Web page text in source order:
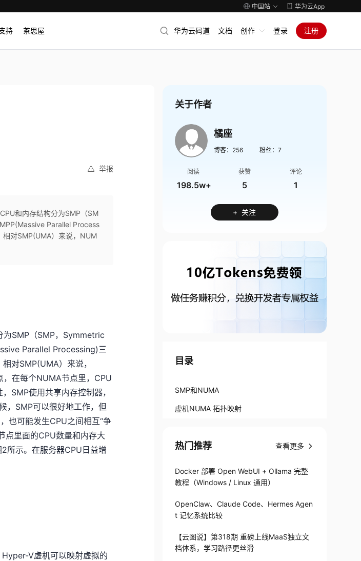
中国站 华为云App
持 茶思屋 华为云码道 文档 创作 登录 注册
举报
和内存结构分为SMP（SM
Parallel Process
对SMP(UMA）来说，NUM
为SMP（SMP，Symmetric
Parallel Processing)三
对SMP(UMA）来说，
在每个NUMA节点里，CPU
SMP使用共享内存控制器，
，SMP可以很好地工作，但
也可能发生CPU之间相互“争
点里面的CPU数量和内存大
所示。在服务器CPU日益增
V虚机可以映射虚拟的
关于作者
橘座
博客： 256 粉丝： 7
阅读
198.5w+
获赞
5
评论
1
+ 关注
目录
SMP和NUMA
虚机NUMA 拓扑映射
热门推荐 查看更多
Docker 部署 Open WebUI + Ollama 完整
教程（Windows / Linux 通用）
OpenClaw、Claude Code、Hermes Agen
t 记忆系统比较
【云图说】第318期 重磅上线MaaS独立文
档体系，学习路径更丝滑